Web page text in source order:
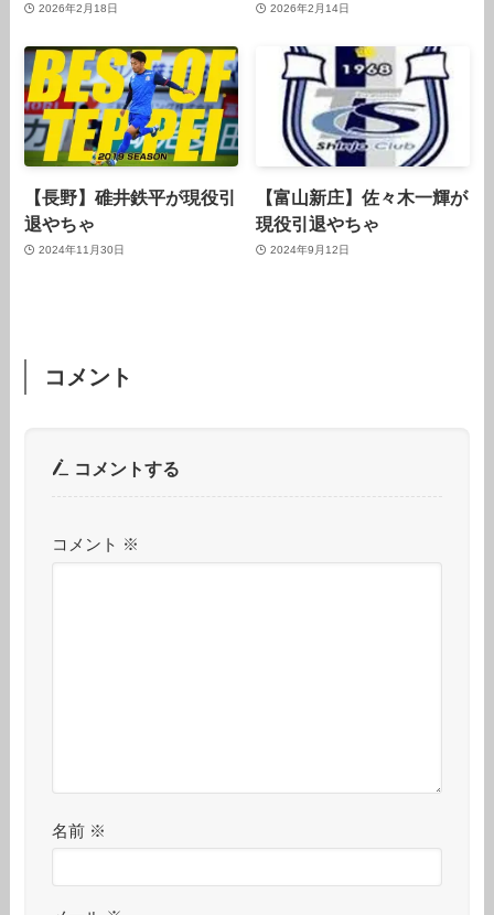
2026年2月18日 2026年2月14日
【長野】碓井鉄平が現役引
退やちゃ
2024年11月30日
【富山新庄】佐々木一輝が
現役引退やちゃ
2024年9月12日
コメント
コメントする
コメント ※
名前 ※